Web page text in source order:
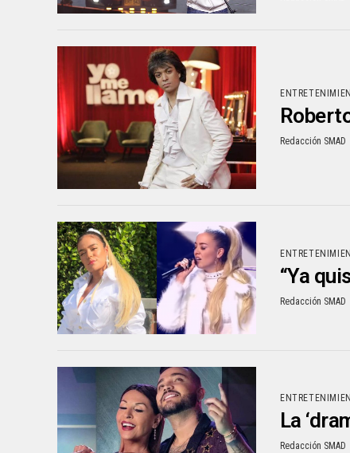
Redacción SMAD
“Ya
Redacción SMAD
La
Redacción SMAD